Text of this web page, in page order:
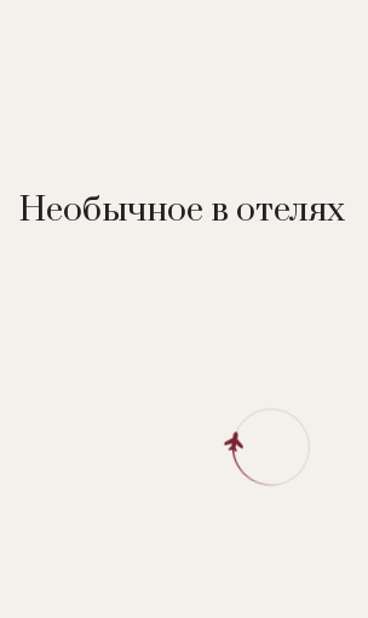
Необычное в отелях